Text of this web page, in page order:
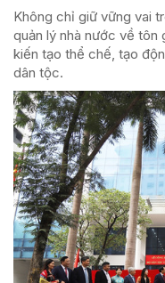
Không chỉ giữ vững vai
quản lý nhà nước về tôn
kiến tạo thể chế, tạo
dân tộc.